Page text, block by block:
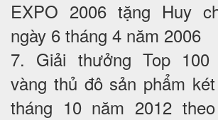
EXPO 2006 tặng Huy
ngày 6 tháng 4 năm 2006
7. Giải thưởng Top 100
vàng thủ đô sản phẩm
tháng 10 năm 2012